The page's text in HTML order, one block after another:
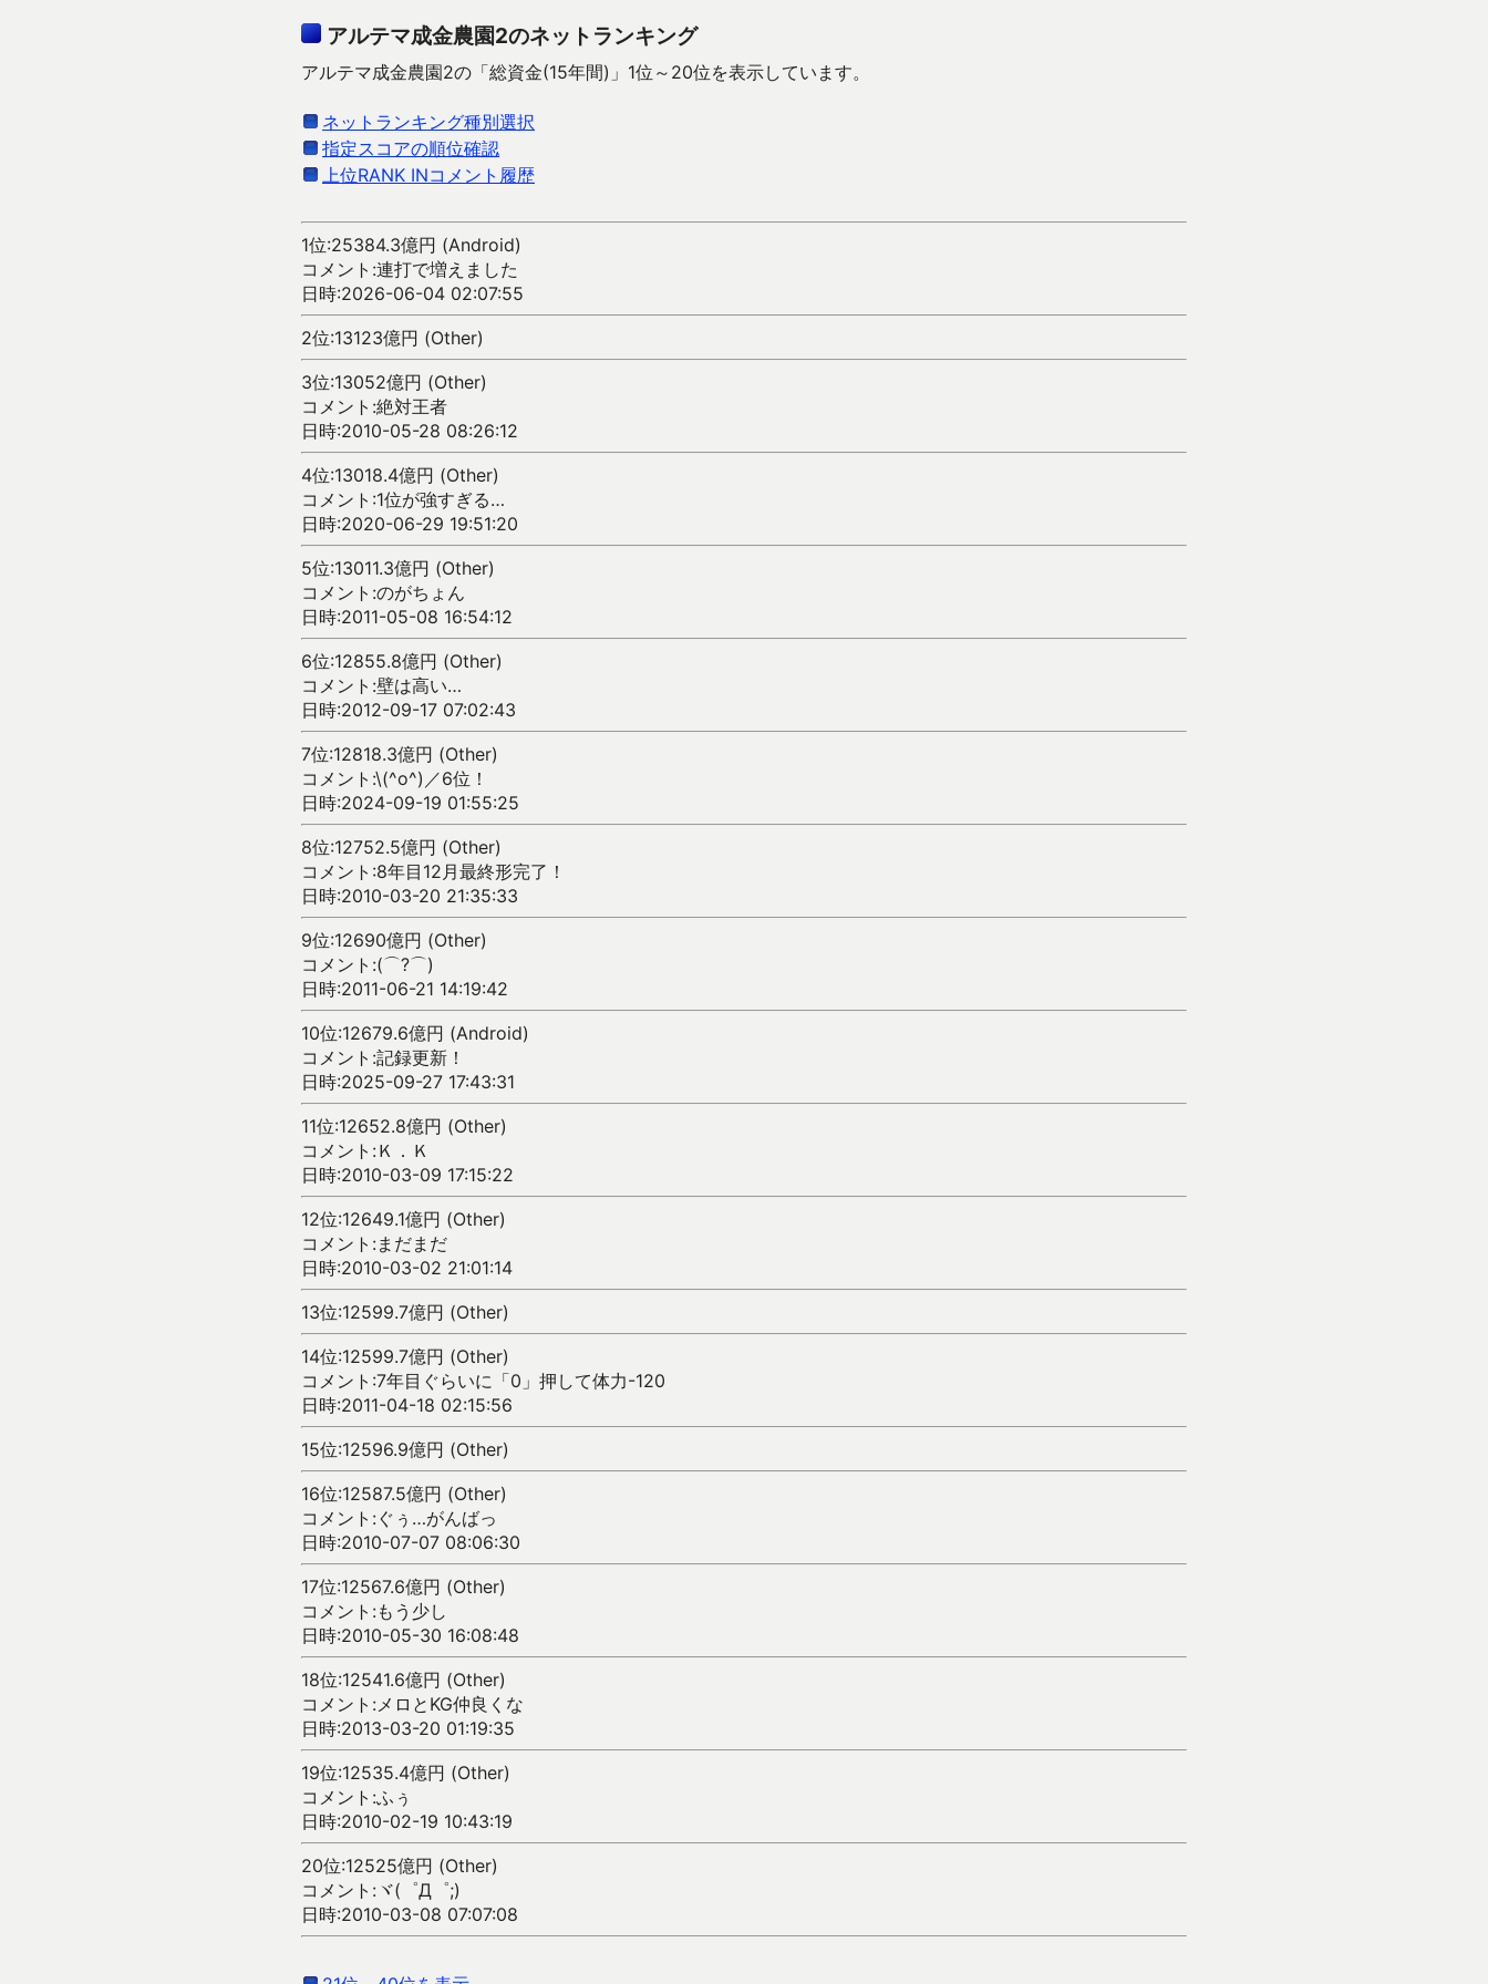
アルテマ成金農園2のネットランキング
アルテマ成金農園2の「総資金(15年間)」1位～20位を表示しています。
ネットランキング種別選択
指定スコアの順位確認
上位RANK INコメント履歴
1位:25384.3億円 (Android)
コメント:連打で増えました
日時:2026-06-04 02:07:55
2位:13123億円 (Other)
3位:13052億円 (Other)
コメント:絶対王者
日時:2010-05-28 08:26:12
4位:13018.4億円 (Other)
コメント:1位が強すぎる…
日時:2020-06-29 19:51:20
5位:13011.3億円 (Other)
コメント:のがちょん
日時:2011-05-08 16:54:12
6位:12855.8億円 (Other)
コメント:壁は高い…
日時:2012-09-17 07:02:43
7位:12818.3億円 (Other)
コメント:\(^o^)／6位！
日時:2024-09-19 01:55:25
8位:12752.5億円 (Other)
コメント:8年目12月最終形完了！
日時:2010-03-20 21:35:33
9位:12690億円 (Other)
コメント:(⌒?⌒)
日時:2011-06-21 14:19:42
10位:12679.6億円 (Android)
コメント:記録更新！
日時:2025-09-27 17:43:31
11位:12652.8億円 (Other)
コメント:Ｋ．Ｋ
日時:2010-03-09 17:15:22
12位:12649.1億円 (Other)
コメント:まだまだ
日時:2010-03-02 21:01:14
13位:12599.7億円 (Other)
14位:12599.7億円 (Other)
コメント:7年目ぐらいに「0」押して体力-120
日時:2011-04-18 02:15:56
15位:12596.9億円 (Other)
16位:12587.5億円 (Other)
コメント:ぐぅ…がんばっ
日時:2010-07-07 08:06:30
17位:12567.6億円 (Other)
コメント:もう少し
日時:2010-05-30 16:08:48
18位:12541.6億円 (Other)
コメント:メロとKG仲良くな
日時:2013-03-20 01:19:35
19位:12535.4億円 (Other)
コメント:ふぅ
日時:2010-02-19 10:43:19
20位:12525億円 (Other)
コメント:ヾ(゜Д゜;)
日時:2010-03-08 07:07:08